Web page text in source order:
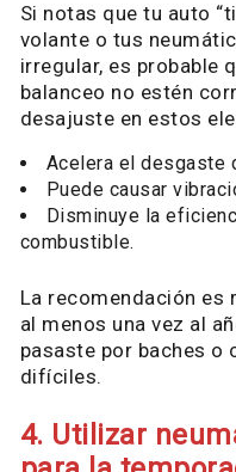
Si notas que tu auto
volante o tus
irregular, es probable
balanceo no estén
desajuste en estos
Acelera el desgaste
Puede causar
Disminuye la
combustible.
La recomendación es
al menos una vez al
pasaste por baches o
difíciles.
4. Utilizar